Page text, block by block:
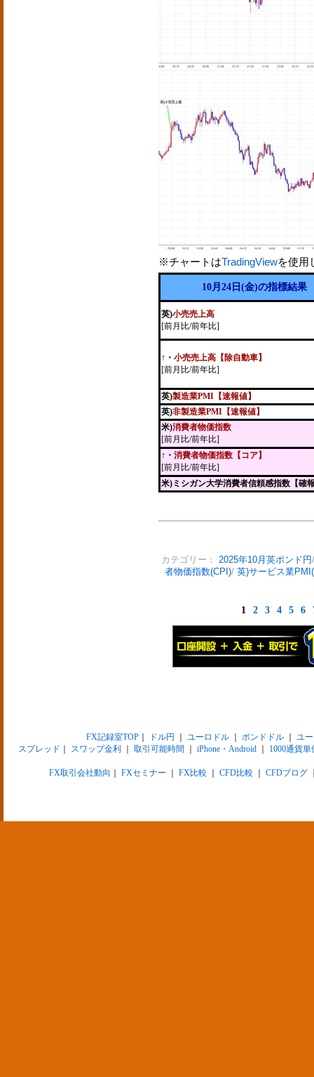
※チャートはTradingViewを使用
10月24日(金)の指標結果
英)小売売上高
[前月比/前年比]
↑ ・ 小売売上高【除自動車】
[前月比/前年比]
英)製造業PMI【速報値】
英)非製造業PMI【速報値】
米)消費者物価指数
[前月比/前年比]
↑・ 消費者物価指数【コア】
[前月比/前年比]
米)ミシガン大学消費者信頼感指数【確
カテゴリー： 2025年10月英ポンド円
者物価指数(CPI)/ 英)サービス業
1 2 3 4 5 6
FX記録室TOP｜ ドル円 ユーロドル｜ ポンドドル｜ ユ
スプレッド
スワップ金利 取引可能時間 iPhone・Android 1000通貨単
FX取引会社動向 FXセミナー FX比較 CFD比較 CFDブログ